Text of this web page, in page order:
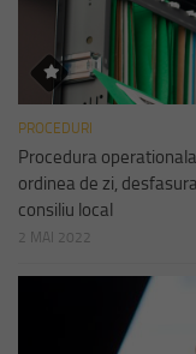
PROCEDURI
Procedura
ordinea de zi,
consiliu local
2 MAI 2022